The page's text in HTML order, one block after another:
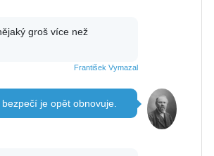
groš více než
František Vymazal
je opět obnovuje.